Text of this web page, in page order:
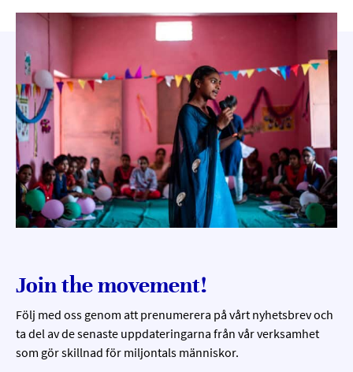
Join the movement!
Följ med oss genom att prenumerera på vårt nyhetsbrev och
ta del av de senaste uppdateringarna från vår verksamhet
som gör skillnad för miljontals människor.